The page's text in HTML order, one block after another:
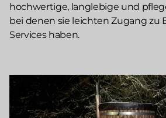
hochwertige, langlebige und
bei denen sie leichten Zugang zu
Services haben.